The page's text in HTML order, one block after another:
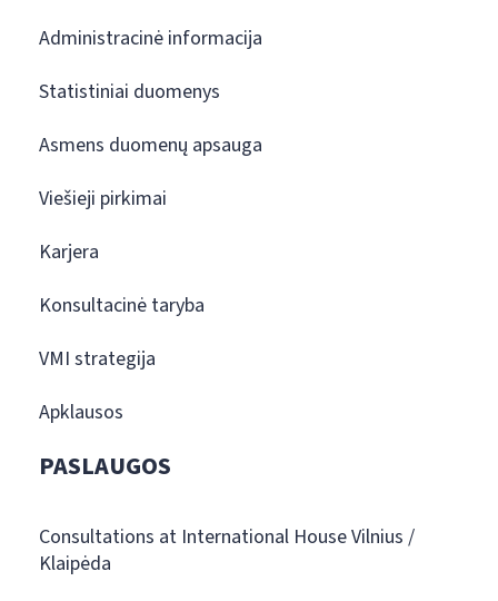
Administracinė informacija
Statistiniai duomenys
Asmens duomenų apsauga
Viešieji pirkimai
Karjera
Konsultacinė taryba
VMI strategija
Apklausos
PASLAUGOS
Consultations at International House Vilnius /
Klaipėda